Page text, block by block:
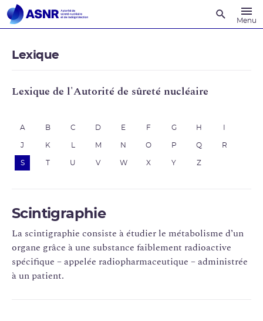
Menu
Lexique
Lexique de l'Autorité de sûreté nucléaire
A B C D E F G H
J K M N O P Q R
S U V W X Y Z
Scintigraphie
La scintigraphie consiste à étudier le métabolisme d’un
organe grâce à une substance faiblement radioactive
spécifique – appelée radiopharmaceutique – administrée
à un patient.